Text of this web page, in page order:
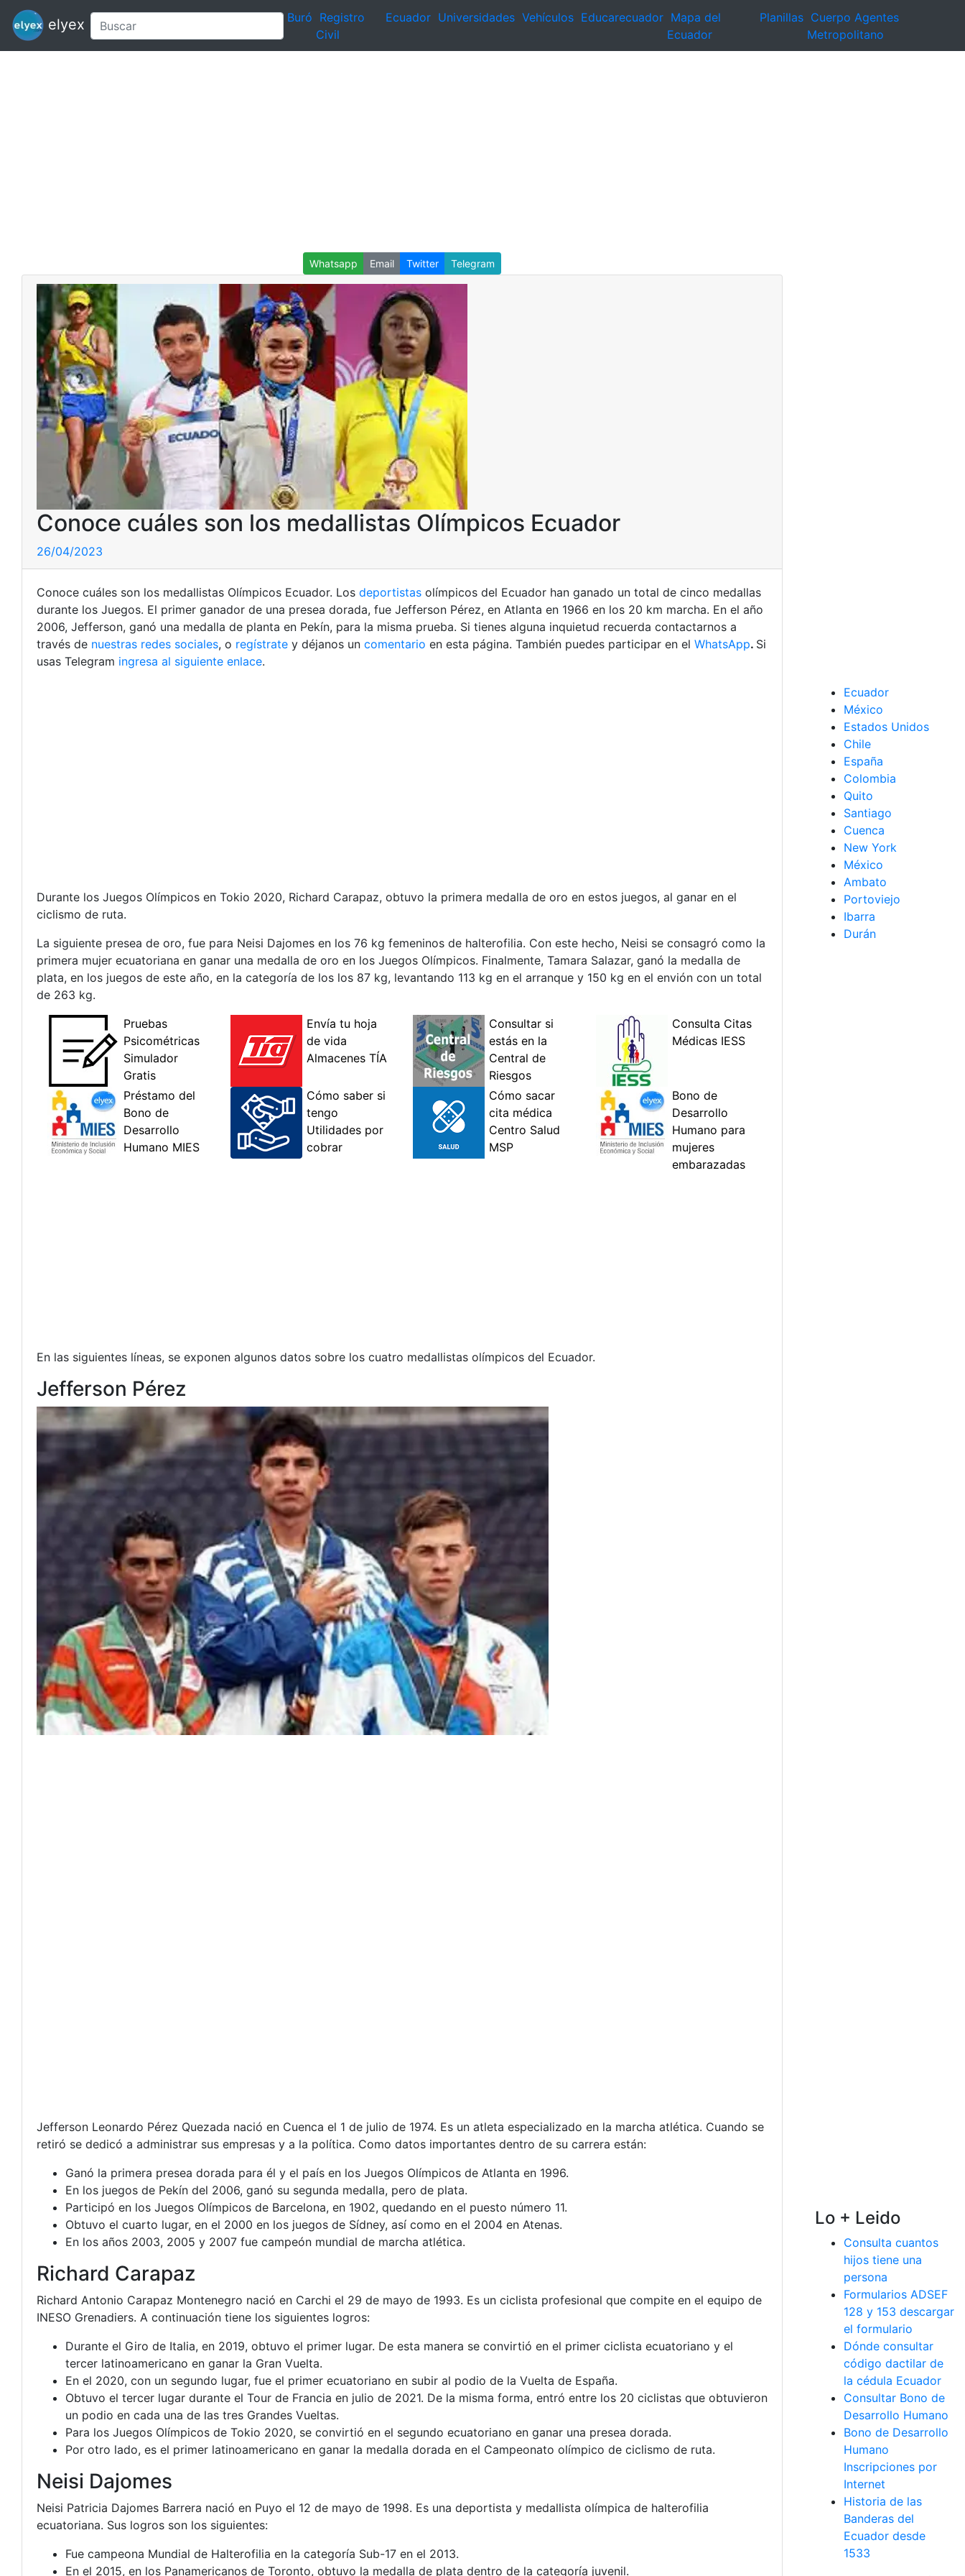
elyex Buró Registro
Civil
Ecuador Universidades Vehículos Educarecuador Mapa del
Ecuador
Planillas Cuerpo Agentes
Metropolitano
Whatsapp Email Twitter Telegram
Conoce cuáles son los medallistas Olímpicos Ecuador
26/04/2023
Conoce cuáles son los medallistas Olímpicos Ecuador. Los deportistas olímpicos del Ecuador han ganado un total de cinco medallas
durante los Juegos. El primer ganador de una presea dorada, fue Jefferson Pérez, en Atlanta en 1966 en los 20 km marcha. En el año
2006, Jefferson, ganó una medalla de planta en Pekín, para la misma prueba. Si tienes alguna inquietud recuerda contactarnos a
través de nuestras redes sociales, o regístrate y déjanos un comentario en esta página. También puedes participar en el WhatsApp. Si
usas Telegram ingresa al siguiente enlace.
Durante los Juegos Olímpicos en Tokio 2020, Richard Carapaz, obtuvo la primera medalla de oro en estos juegos, al ganar en el
ciclismo de ruta.
La siguiente presea de oro, fue para Neisi Dajomes en los 76 kg femeninos de halterofilia. Con este hecho, Neisi se consagró como la
primera mujer ecuatoriana en ganar una medalla de oro en los Juegos Olímpicos. Finalmente, Tamara Salazar, ganó la medalla de
plata, en los juegos de este año, en la categoría de los los 87 kg, levantando 113 kg en el arranque y 150 kg en el envión con un total
de 263 kg.
En las siguientes líneas, se exponen algunos datos sobre los cuatro medallistas olímpicos del Ecuador.
Jefferson Pérez
Jefferson Leonardo Pérez Quezada nació en Cuenca el 1 de julio de 1974. Es un atleta especializado en la marcha atlética. Cuando se
retiró se dedicó a administrar sus empresas y a la política. Como datos importantes dentro de su carrera están:
Ganó la primera presea dorada para él y el país en los Juegos Olímpicos de Atlanta en 1996.
En los juegos de Pekín del 2006, ganó su segunda medalla, pero de plata.
Participó en los Juegos Olímpicos de Barcelona, en 1902, quedando en el puesto número 11.
Obtuvo el cuarto lugar, en el 2000 en los juegos de Sídney, así como en el 2004 en Atenas.
En los años 2003, 2005 y 2007 fue campeón mundial de marcha atlética.
Richard Carapaz
Richard Antonio Carapaz Montenegro nació en Carchi el 29 de mayo de 1993. Es un ciclista profesional que compite en el equipo de
INESO Grenadiers. A continuación tiene los siguientes logros:
Durante el Giro de Italia, en 2019, obtuvo el primer lugar. De esta manera se convirtió en el primer ciclista ecuatoriano y el
tercer latinoamericano en ganar la Gran Vuelta.
En el 2020, con un segundo lugar, fue el primer ecuatoriano en subir al podio de la Vuelta de España.
Obtuvo el tercer lugar durante el Tour de Francia en julio de 2021. De la misma forma, entró entre los 20 ciclistas que obtuvieron
un podio en cada una de las tres Grandes Vueltas.
Para los Juegos Olímpicos de Tokio 2020, se convirtió en el segundo ecuatoriano en ganar una presea dorada.
Por otro lado, es el primer latinoamericano en ganar la medalla dorada en el Campeonato olímpico de ciclismo de ruta.
Neisi Dajomes
Neisi Patricia Dajomes Barrera nació en Puyo el 12 de mayo de 1998. Es una deportista y medallista olímpica de halterofilia
ecuatoriana. Sus logros son los siguientes:
Fue campeona Mundial de Halterofilia en la categoría Sub-17 en el 2013.
En el 2015, en los Panamericanos de Toronto, obtuvo la medalla de plata dentro de la categoría juvenil.
Ecuador
México
Estados Unidos
Chile
España
Colombia
Quito
Santiago
Cuenca
New York
México
Ambato
Portoviejo
Ibarra
Durán
Lo + Leido
Consulta cuantos
hijos tiene una
persona
Formularios ADSEF
128 y 153 descargar
el formulario
Dónde consultar
código dactilar de
la cédula Ecuador
Consultar Bono de
Desarrollo Humano
Bono de Desarrollo
Humano
Inscripciones por
Internet
Historia de las
Banderas del
Ecuador desde
1533